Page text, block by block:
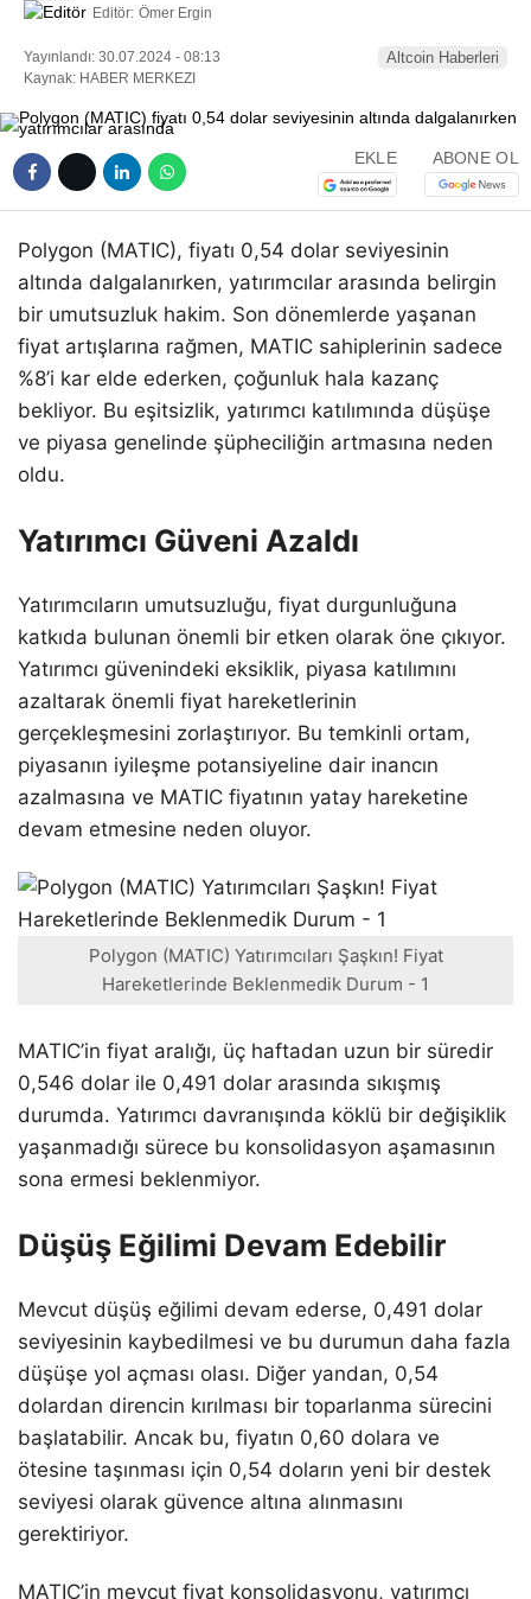
Editör: Ömer Ergin
Yayınlandı: 30.07.2024 - 08:13
Kaynak: HABER MERKEZI
Altcoin Haberleri
EKLE ABONE OL
Polygon (MATIC), fiyatı 0,54 dolar seviyesinin
altında dalgalanırken, yatırımcılar arasında belirgin
bir umutsuzluk hakim. Son dönemlerde yaşanan
fiyat artışlarına rağmen, MATIC sahiplerinin sadece
%8’i kar elde ederken, çoğunluk hala kazanç
bekliyor. Bu eşitsizlik, yatırımcı katılımında düşüşe
ve piyasa genelinde şüpheciliğin artmasına neden
oldu.
Yatırımcı Güveni Azaldı
Yatırımcıların umutsuzluğu, fiyat durgunluğuna
katkıda bulunan önemli bir etken olarak öne çıkıyor.
Yatırımcı güvenindeki eksiklik, piyasa katılımını
azaltarak önemli fiyat hareketlerinin
gerçekleşmesini zorlaştırıyor. Bu temkinli ortam,
piyasanın iyileşme potansiyeline dair inancın
azalmasına ve MATIC fiyatının yatay hareketine
devam etmesine neden oluyor.
Polygon (MATIC) Yatırımcıları Şaşkın! Fiyat
Hareketlerinde Beklenmedik Durum - 1
MATIC’in fiyat aralığı, üç haftadan uzun bir süredir
0,546 dolar ile 0,491 dolar arasında sıkışmış
durumda. Yatırımcı davranışında köklü bir değişiklik
yaşanmadığı sürece bu konsolidasyon aşamasının
sona ermesi beklenmiyor.
Düşüş Eğilimi Devam Edebilir
Mevcut düşüş eğilimi devam ederse, 0,491 dolar
seviyesinin kaybedilmesi ve bu durumun daha fazla
düşüşe yol açması olası. Diğer yandan, 0,54
dolardan direncin kırılması bir toparlanma sürecini
başlatabilir. Ancak bu, fiyatın 0,60 dolara ve
ötesine taşınması için 0,54 doların yeni bir destek
seviyesi olarak güvence altına alınmasını
gerektiriyor.
MATIC’in mevcut fiyat konsolidasyonu, yatırımcı